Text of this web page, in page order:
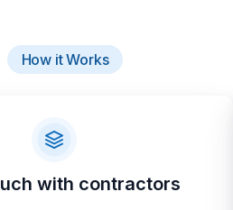
How it Works
with contractors